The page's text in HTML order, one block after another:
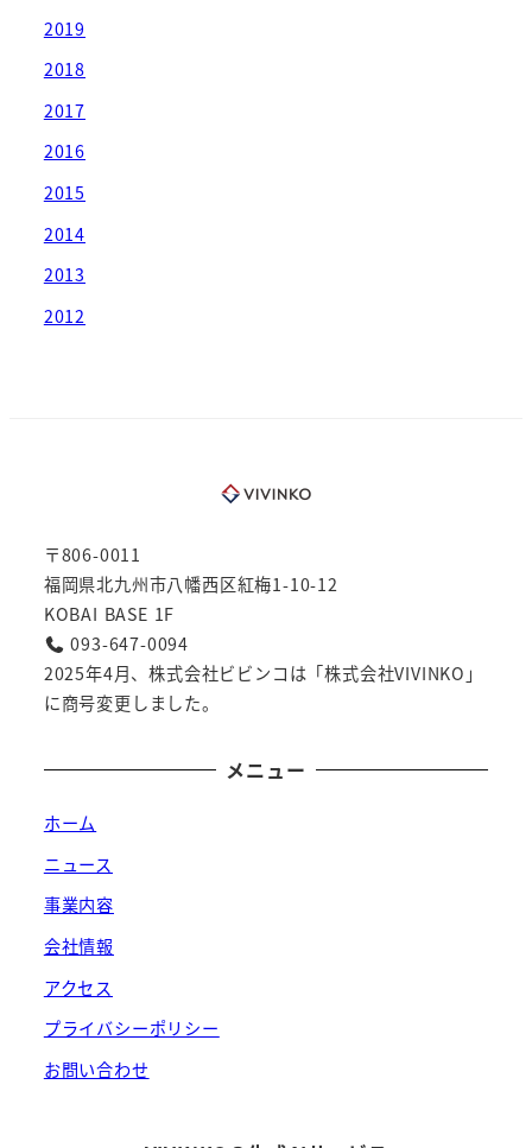
2019
2018
2017
2016
2015
2014
2013
2012
〒806-0011
福岡県北九州市八幡西区紅梅1-10-12
KOBAI BASE 1F
093-647-0094
2025年4月、株式会社ビビンコは「株式会社VIVINKO」
に商号変更しました。
メニュー
ホーム
ニュース
事業内容
会社情報
アクセス
プライバシーポリシー
お問い合わせ